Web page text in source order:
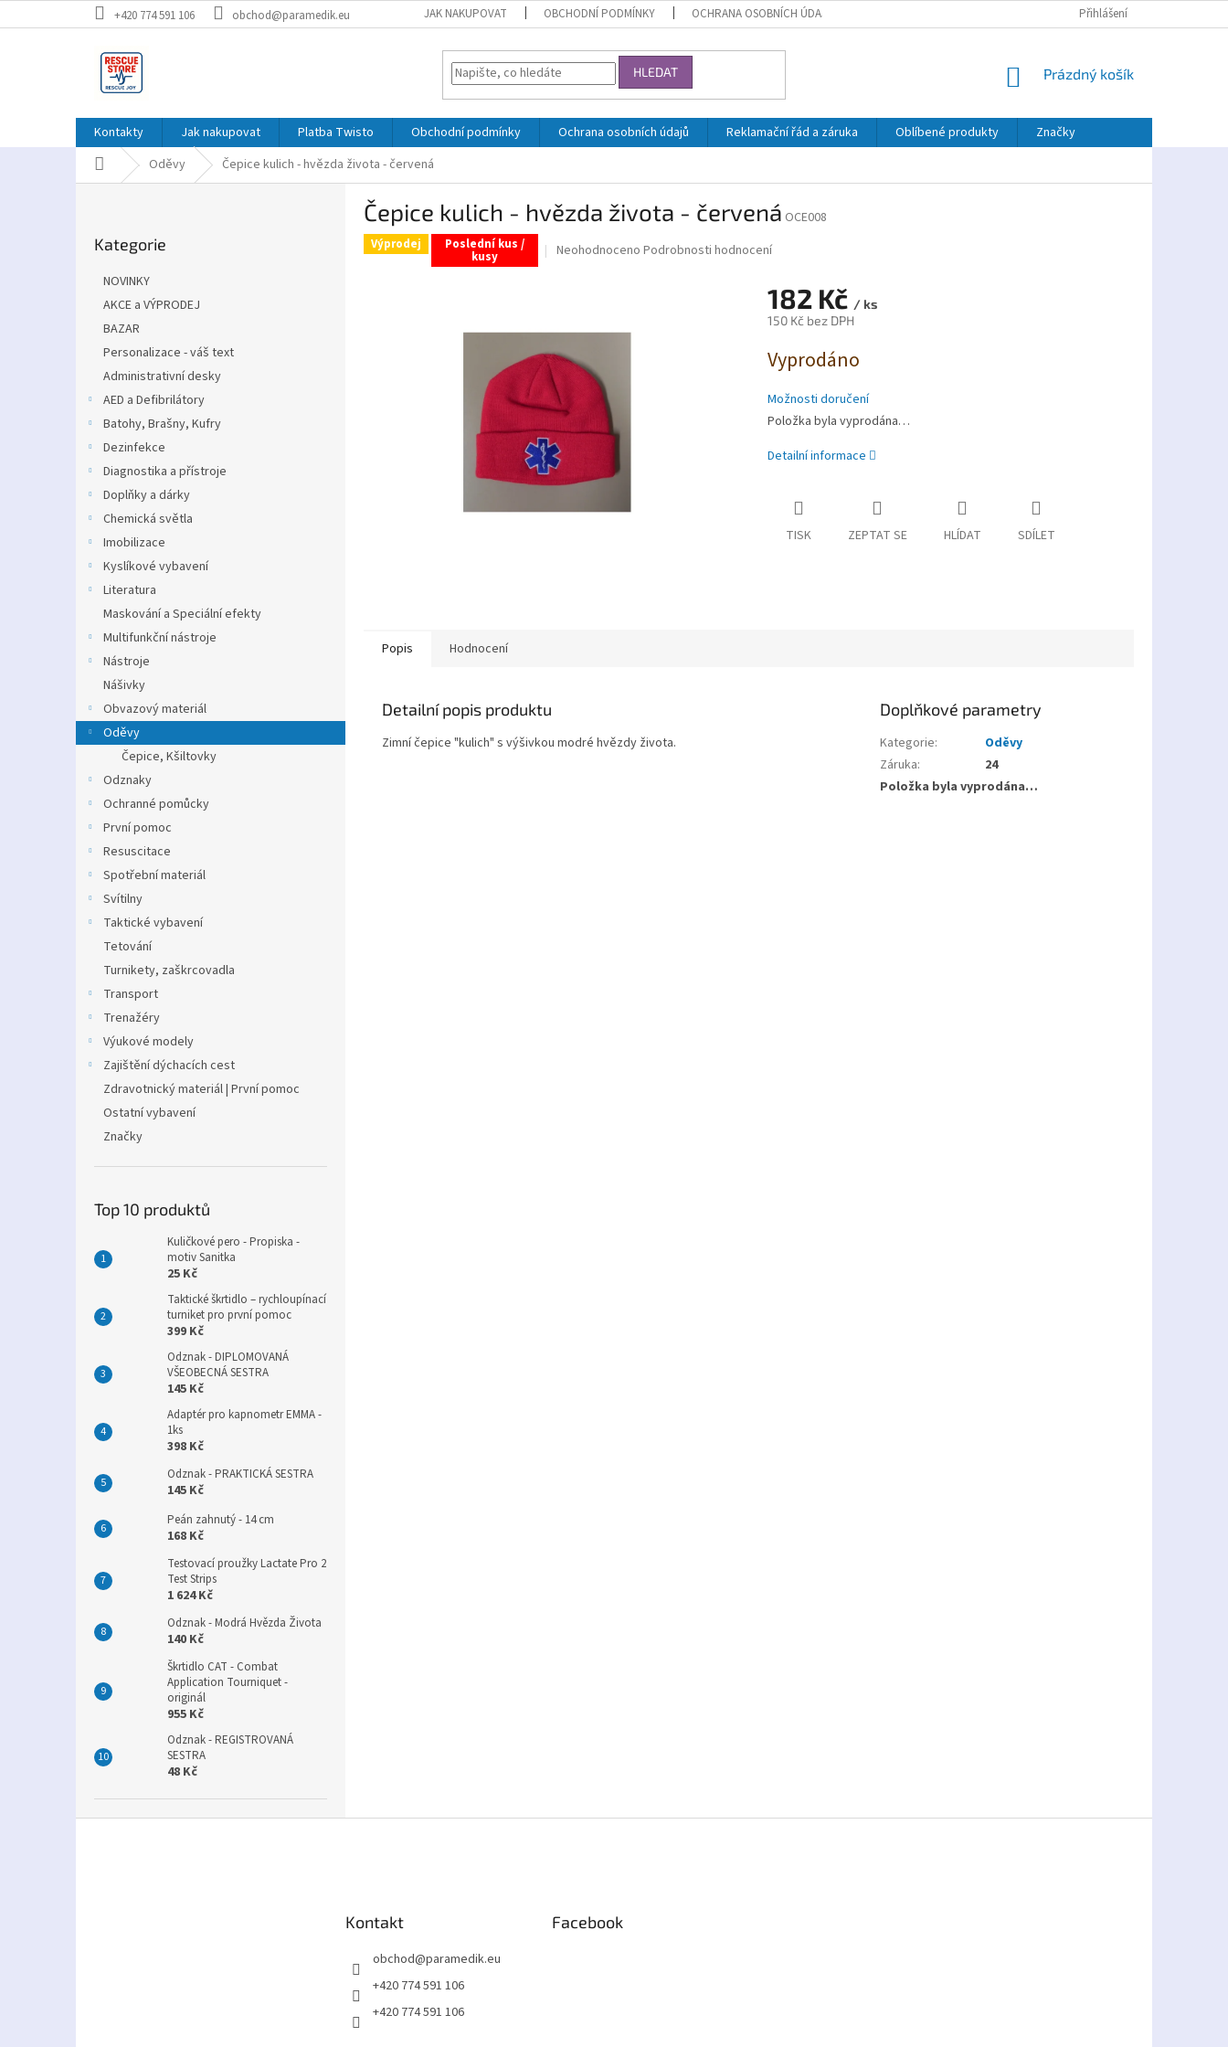
na
+420 774 591 106 obchod@paramedik.eu JAK NAKUPOVAT OBCHODNÍ PODMÍNKY OCHRANA OSOBNÍCH ÚDAJŮ Přihlášení
HLEDAT
NÁKUPNÍ
Prázdný košík
Kontakty Jak nakupovat Platba Twisto Obchodní podmínky Ochrana osobních údajů Reklamační řád a záruka Oblíbené produkty
Značky
Domů Oděvy Čepice kulich - hvězda života - červená
kategorie
Kategorie
NOVINKY
AKCE a VÝPRODEJ
BAZAR
Personalizace - váš text
Administrativní desky
AED a Defibrilátory
Batohy, Brašny, Kufry
Dezinfekce
Diagnostika a přístroje
Doplňky a dárky
Chemická světla
Imobilizace
Kyslíkové vybavení
Literatura
Maskování a Speciální efekty
Multifunkční nástroje
Nástroje
Nášivky
Obvazový materiál
Oděvy
Čepice, Kšiltovky
Odznaky
Ochranné pomůcky
První pomoc
Resuscitace
Spotřební materiál
Svítilny
Taktické vybavení
Tetování
Turnikety, zaškrcovadla
Transport
Trenažéry
Výukové modely
Zajištění dýchacích cest
Zdravotnický materiál | První pomoc
Ostatní vybavení
Značky
Top 10 produktů
Kuličkové pero - Propiska -
motiv Sanitka
25 Kč
Taktické škrtidlo – rychloupínací
turniket pro první pomoc
399 Kč
Odznak - DIPLOMOVANÁ
VŠEOBECNÁ SESTRA
145 Kč
Adaptér pro kapnometr EMMA -
1ks
398 Kč
Odznak - PRAKTICKÁ SESTRA
145 Kč
Peán zahnutý - 14 cm
168 Kč
Testovací proužky Lactate Pro 2
Test Strips
1 624 Kč
Odznak - Modrá Hvězda Života
140 Kč
Škrtidlo CAT - Combat
Application Tourniquet -
originál
955 Kč
Odznak - REGISTROVANÁ
SESTRA
48 Kč
Čepice kulich - hvězda života - červená OCE008
Výprodej Poslední kus /
kusy
Průměrné
z
5
hvězdiček.
Neohodnoceno Podrobnosti hodnocení
182 Kč / ks
150 Kč bez DPH
cena:
Vyprodáno
Možnosti doručení
Položka byla vyprodána…
Detailní informace
TISK ZEPTAT SE HLÍDAT SDÍLET
Popis Hodnocení
Detailní popis produktu
Zimní čepice "kulich" s výšivkou modré hvězdy života.
Doplňkové parametry
Kategorie:
Oděvy
Záruka:
24
Položka byla vyprodána…
Kontakt
obchod@paramedik.eu
+420 774 591 106
+420 774 591 106
Facebook